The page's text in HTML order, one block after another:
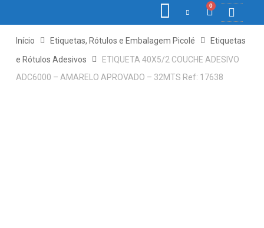
0
Início Etiquetas, Rótulos e Embalagem Picolé
Etiquetas
e Rótulos Adesivos
ETIQUETA 40X5/2 COUCHE ADESIVO
ADC6000 – AMARELO APROVADO – 32MTS Ref: 17638